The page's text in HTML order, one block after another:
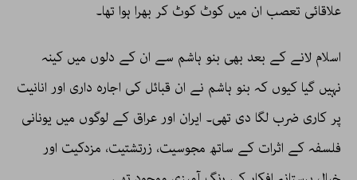
علاقائی تعصب ان میں کوٹ کوٹ کر بھرا ہوا تھا۔
اسلام لانے کے بعد بھی بنو ہاشم سے ان کے دلوں میں کینہ
نہیں گیا کیوں کہ بنو ہاشم نے ان قبائل کی اجارہ داری اور انانیت
پر کاری ضرب لگا دی تھی۔ ایران اور عراق کے لوگوں میں یونانی
فلسفہ کے اثرات کے ساتھ مجوسیت، زرتشتیت، مزدکیت اور